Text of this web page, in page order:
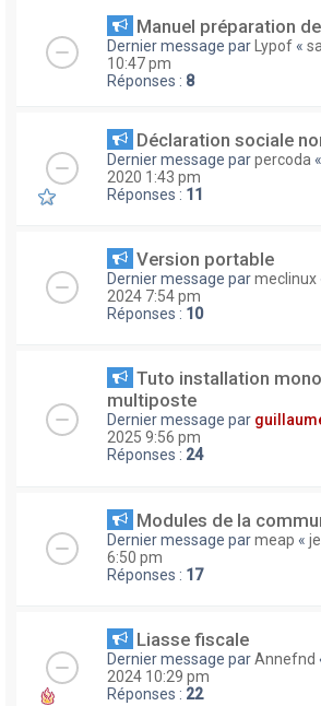
Manuel préparation
Dernier message par Lypof «
10:47 pm
Réponses : 8
Déclaration sociale
Dernier message parpercoda «
2020 1:43 pm
Réponses : 11
Version portable
Dernier message parmeclinux
2024 7:54 pm
Réponses : 10
Tuto installation
multiposte
Dernier message par
2025 9:56 pm
Réponses : 24
Modules de la
Dernier message parmeap «
6:50 pm
Réponses : 17
Liasse fiscale
Dernier message parAnnefnd
2024 10:29 pm
Réponses : 22